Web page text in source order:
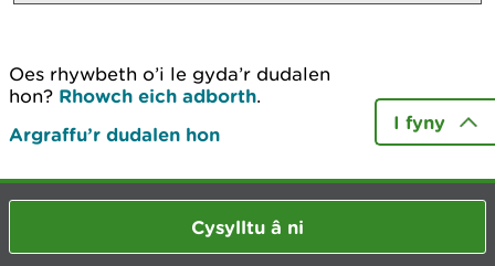
Oes rhywbeth o’i le gyda’r dudalen
hon? Rhowch eich adborth.
Argraffu’r dudalen hon
I fyny
Cysylltu â ni